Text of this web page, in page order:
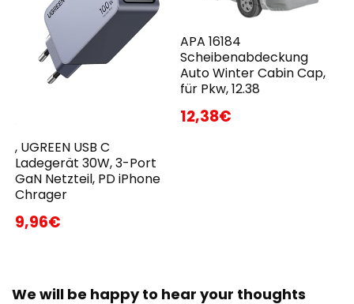
, UGREEN USB C
Ladegerät 30W, 3-Port
GaN Netzteil, PD iPhone
Chrager
9,96€
APA 16184
Scheibenabdeckung
Auto Winter Cabin Cap,
für Pkw, 12.38
12,38€
We will be happy to hear your thoughts